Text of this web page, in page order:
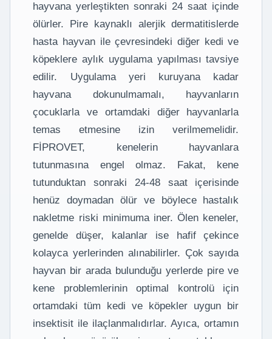
hayvana yerleştikten sonraki 24 saat içinde
ölürler. Pire kaynaklı alerjik dermatitislerde
hasta hayvan ile çevresindeki diğer kedi ve
köpeklere aylık uygulama yapılması tavsiye
edilir. Uygulama yeri kuruyana kadar
hayvana dokunulmamalı, hayvanların
çocuklarla ve ortamdaki diğer hayvanlarla
temas etmesine izin verilmemelidir.
FİPROVET, kenelerin hayvanlara
tutunmasına engel olmaz. Fakat, kene
tutunduktan sonraki 24-48 saat içerisinde
henüz doymadan ölür ve böylece hastalık
nakletme riski minimuma iner. Ölen keneler,
genelde düşer, kalanlar ise hafif çekince
kolayca yerlerinden alınabilirler. Çok sayıda
hayvan bir arada bulunduğu yerlerde pire ve
kene problemlerinin optimal kontrolü için
ortamdaki tüm kedi ve köpekler uygun bir
insektisit ile ilaçlanmalıdırlar. Ayıca, ortamın